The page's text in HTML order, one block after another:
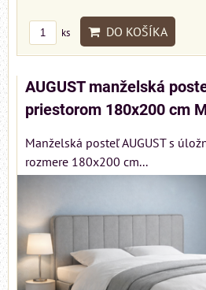
ks DO KOŠÍKA
AUGUST manželská
priestorom 180x200 cm
Manželská posteľ AUGUST s
rozmere 180x200 cm...